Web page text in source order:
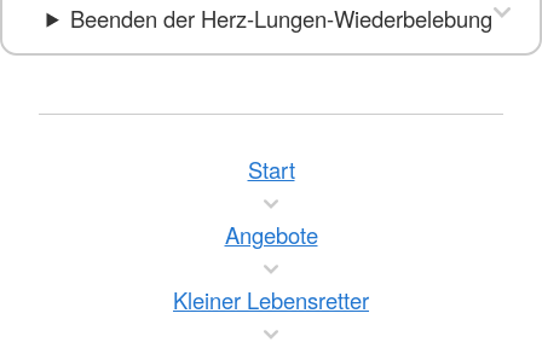
Beenden der Herz-Lungen-Wiederbelebung
Start
Angebote
Kleiner Lebensretter